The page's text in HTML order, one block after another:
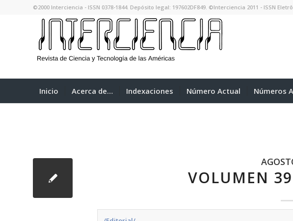
©2000 Interciencia - ISSN 0378-1844. Depósito legal: 197602DF849. ©Interciencia 2011 - ISSN
Inicio Acerca de… Indexaciones Número Actual Números
VOLUMEN